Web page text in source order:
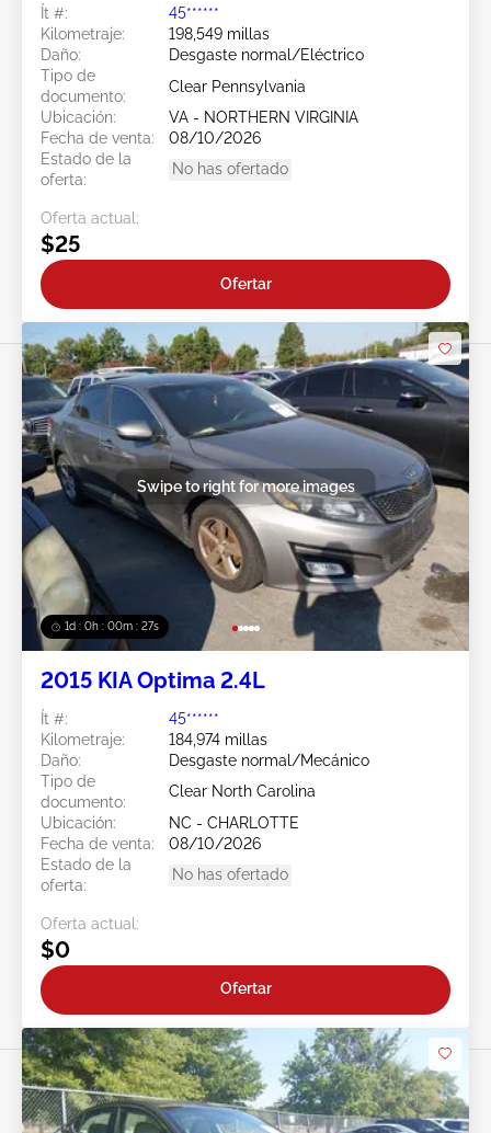
Ít #:
45******
Kilometraje:
198,549 millas
Daño:
Desgaste normal/Eléctrico
Tipo de
documento:
Clear Pennsylvania
Ubicación:
VA - NORTHERN VIRGINIA
Fecha de venta:
08/10/2026
Estado de la
oferta:
No has ofertado
Oferta actual:
$25
Ofertar
1d : 0h : 00m : 24s
Swipe to right for more images
2015 KIA Optima 2.4L
Ít #:
45******
Kilometraje:
184,974 millas
Daño:
Desgaste normal/Mecánico
Tipo de
documento:
Clear North Carolina
Ubicación:
NC - CHARLOTTE
Fecha de venta:
08/10/2026
Estado de la
oferta:
No has ofertado
Oferta actual:
$0
Ofertar